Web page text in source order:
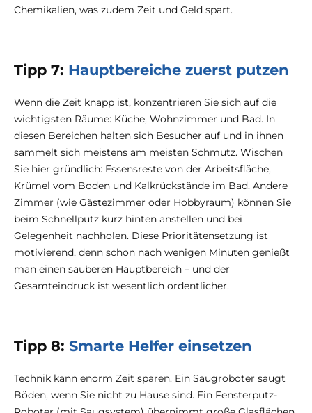
Chemikalien, was zudem Zeit und Geld spart.
Tipp 7: Hauptbereiche zuerst putzen
Wenn die Zeit knapp ist, konzentrieren Sie sich auf die
wichtigsten Räume: Küche, Wohnzimmer und Bad. In
diesen Bereichen halten sich Besucher auf und in ihnen
sammelt sich meistens am meisten Schmutz. Wischen
Sie hier gründlich: Essensreste von der Arbeitsfläche,
Krümel vom Boden und Kalkrückstände im Bad. Andere
Zimmer (wie Gästezimmer oder Hobbyraum) können Sie
beim Schnellputz kurz hinten anstellen und bei
Gelegenheit nachholen. Diese Prioritätensetzung ist
motivierend, denn schon nach wenigen Minuten genießt
man einen sauberen Hauptbereich – und der
Gesamteindruck ist wesentlich ordentlicher.
Tipp 8: Smarte Helfer einsetzen
Technik kann enorm Zeit sparen. Ein Saugroboter saugt
Böden, wenn Sie nicht zu Hause sind. Ein Fensterputz-